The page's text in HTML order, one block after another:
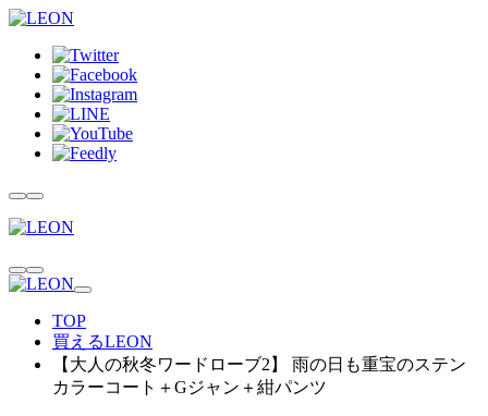
TOP
買えるLEON
【大人の秋冬ワードローブ2】 雨の日も重宝のステン
カラーコート＋Gジャン＋紺パンツ